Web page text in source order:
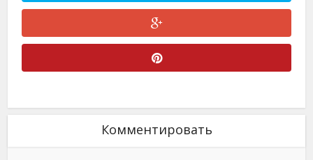
Комментировать